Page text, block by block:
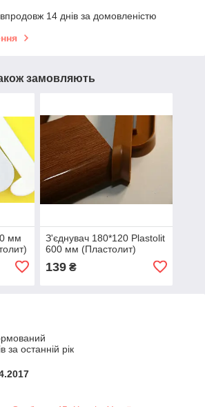
14 днів за домовленістю
замовляють
мм
З'єднувач 180*120 Plastolit
600 мм (Пластолит)
139₴
за останній рік